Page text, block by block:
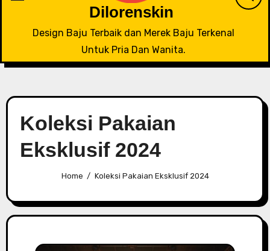
Dilorenskin
Design Baju Terbaik dan Merek Baju Terkenal
Untuk Pria Dan Wanita.
Koleksi Pakaian
Eksklusif 2024
Home Koleksi Pakaian Eksklusif 2024